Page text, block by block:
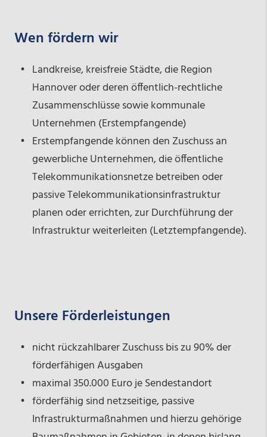
Wen fördern wir
Landkreise, kreisfreie Städte, die Region
Hannover oder deren öffentlich-rechtliche
Zusammenschlüsse sowie kommunale
Unternehmen (Erstempfangende)
Erstempfangende können den Zuschuss an
gewerbliche Unternehmen, die öffentliche
Telekommunikationsnetze betreiben oder
passive Telekommunikationsinfrastruktur
planen oder errichten, zur Durchführung der
Infrastruktur weiterleiten (Letztempfangende).
Unsere Förderleistungen
nicht rückzahlbarer Zuschuss bis zu 90% der
förderfähigen Ausgaben
maximal 350.000 Euro je Sendestandort
förderfähig sind netzseitige, passive
Infrastrukturmaßnahmen und hierzu gehörige